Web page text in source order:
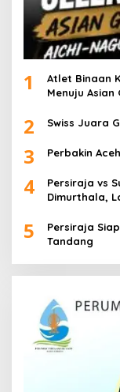
1
Atlet Binaan
Menuju Asian
2 Swiss Juara
3 Perbakin
4
Persiraja vs
Dimurthala,
5
Persiraja
Tandang